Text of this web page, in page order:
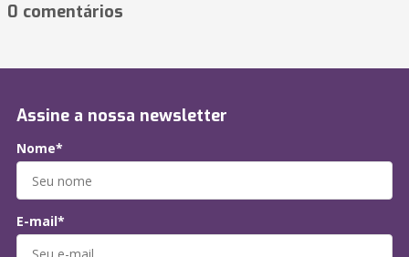
0 comentários
Assine a nossa newsletter
Nome*
E-mail*